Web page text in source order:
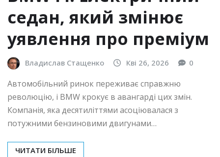
седан, який змінює
уявлення про преміум
Владислав Стащенко Кві 26, 2026 0
Автомобільний ринок переживає справжню
революцію, і BMW крокує в авангарді цих змін.
Компанія, яка десятиліттями асоціювалася з
потужними бензиновими двигунами…
ЧИТАТИ БІЛЬШЕ